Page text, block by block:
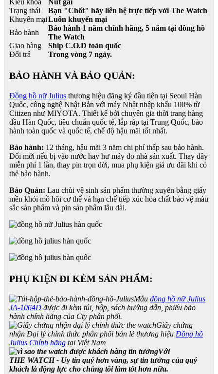
Kiểu khóa
Nút gài
Trạng thái
Bạn "Chốt" hãy liên hệ trực tiếp với The Watch
Khuyến mạiLuôn khuyến mại
Bảo hành
Bảo hành 1 năm chính hãng, 5 năm tại đồng hồ
The Watch
Giao hàng
Ship C.O.D toàn quốc
Đổi trả
Trong vòng 7 ngày.
BẢO HÀNH VÀ BẢO QUẢN:
Đồng hồ nữ Julius thương hiệu đăng ký đầu tiên tại Seoul Hàn
Quốc, công nghệ Nhật Bản với máy Nhật nhập khẩu 100% từ
Citizen như MIYOTA. Thiết kế bởi chuyên gia thời trang hàng
đầu Hàn Quốc, tiêu chuẩn quốc tế, lắp ráp tại Trung Quốc, bảo
hành toàn quốc và quốc tế, chế độ hậu mãi tốt nhất.
Bảo hành: 12 tháng, hậu mãi 3 năm chi phí thấp sau bảo hành.
Đổi mới nếu bị vào nước hay hư máy do nhà sản xuất. Thay dây
miễn phí 1 lần, thay pin trọn đời, mua phụ kiện giá ưu đãi khi có
thẻ bảo hành.
Bảo Quản: Lau chùi vệ sinh sản phẩm thường xuyên bằng giấy
mền khỏi mồ hôi cơ thể và hạn chế tiếp xúc hóa chất bảo vệ màu
sắc sản phẩm và pin sản phẩm lâu dài.
PHỤ KIỆN ĐI KÈM SẢN PHẨM:
Mẫu đồng hồ nữ Julius
JA-1064D được đi kèm túi, hộp, sách hướng dẫn, phiếu bảo
hành chính hãng của Cty phân phối.
Giấy chứng
nhận Đại lý chính thức phân phối bán lẻ thương hiệu Đồng hồ
Julius Chính hãng tại Việt Nam
Với
THE WATCH - Uy tín quý hơn vàng, sự tin tưởng của quý
khách là động lực cho chúng tôi làm tốt hơn nữa.